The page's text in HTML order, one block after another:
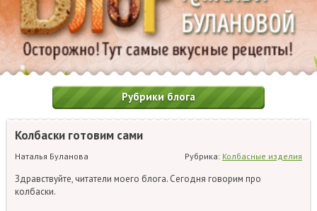
Рубрики блога
Колбаски готовим сами
Наталья Буланова Рубрика: Колбасные изделия
Здравствуйте, читатели моего блога. Сегодня говорим про
колбаски.